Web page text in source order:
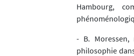
Hambourg,
- B.
philosophie